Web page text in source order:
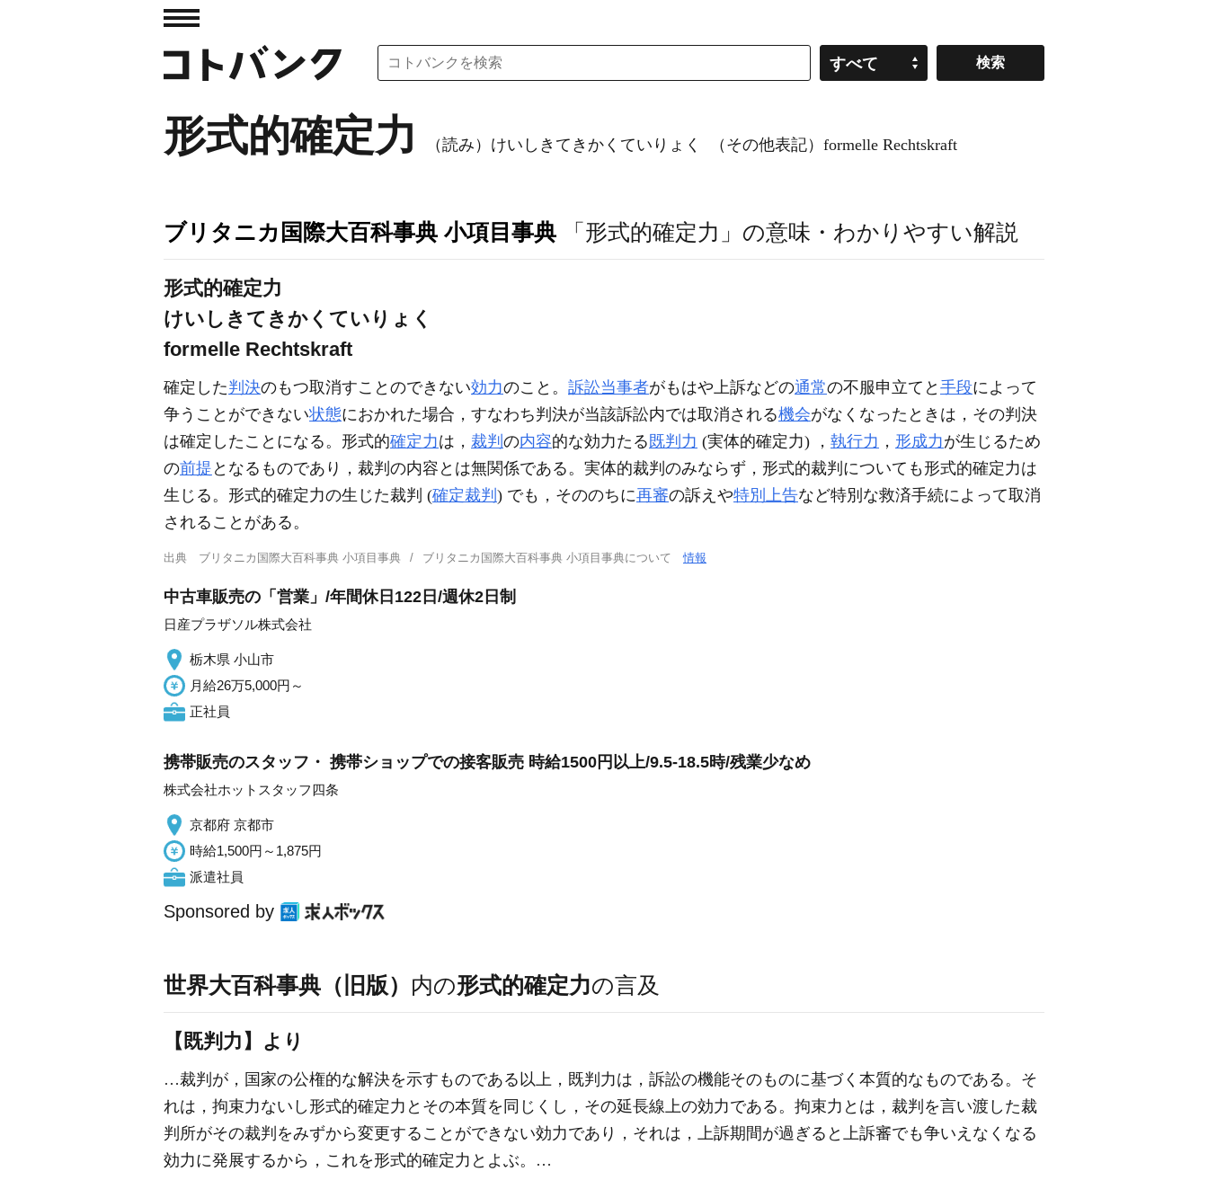
すべて
形式的確定力 （読み）けいしきてきかくていりょく （その他表記）formelle Rechtskraft
ブリタニカ国際大百科事典 小項目事典 「形式的確定力」の意味・わかりやすい解説
形式的確定力
けいしきてきかくていりょく
formelle Rechtskraft
確定した判決のもつ取消すことのできない効力のこと。 訴訟当事者がもはや上訴などの通常の不服申立てと 手段によって
争うことができない状態におかれた場合，すなわち判決が当該訴訟内では取消される機会がなくなったときは，その判決
は確定したことになる。形式的確定力は， 裁判 の内容的な効力たる 既判力 (実体的確定力) ， 執行力 ， 形成力が生じるため
の前提 となるものであり，裁判の内容とは無関係である。実体的裁判のみならず，形式的裁判についても形式的確定力は
生じる。形式的確定力の生じた裁判 (確定裁判 ) でも，そののちに再審の訴えや特別上告など特別な救済手続によって取消
されることがある。
出典 ブリタニカ国際大百科事典 小項目事典 ブリタニカ国際大百科事典 小項目事典について情報
中古車販売の「営業」/年間休日122日/週休2日制
日産プラザソル株式会社
栃木県 小山市
月給26万5,000円～
正社員
携帯販売のスタッフ・ 携帯ショップでの接客販売 時給1500円以上/9.5-18.5時/残業少なめ
株式会社ホットスタッフ四条
京都府 京都市
時給1,500円～1,875円
派遣社員
Sponsored by
世界大百科事典（旧版） 内の形式的確定力の言及
【既判力】より
…裁判が，国家の公権的な解決を示すものである以上，既判力は，訴訟の機能そのものに基づく本質的なものである。そ
れは，拘束力ないし形式的確定力とその本質を同じくし，その延長線上の効力である。拘束力とは，裁判を言い渡した裁
判所がその裁判をみずから変更することができない効力であり，それは，上訴期間が過ぎると上訴審でも争いえなくなる
効力に発展するから，これを形式的確定力とよぶ。…